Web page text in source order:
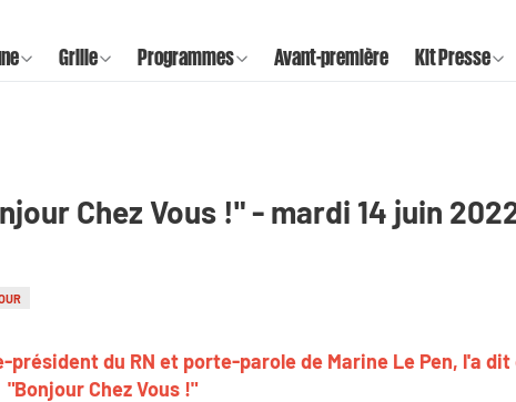
Grille Programmes Avant-première Kit Presse
Chez Vous !" - mardi 14 juin
du RN et porte-parole de Marine Le Pen, l'a dit
"Bonjour Chez Vous !"